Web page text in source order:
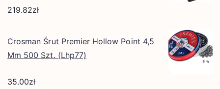
219.82zł
Crosman Śrut Premier Hollow Point 4,5
Mm 500 Szt. (Lhp77)
35.00zł